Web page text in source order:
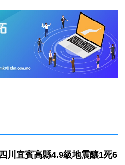
四川宜賓高縣4.9級地震釀1死6